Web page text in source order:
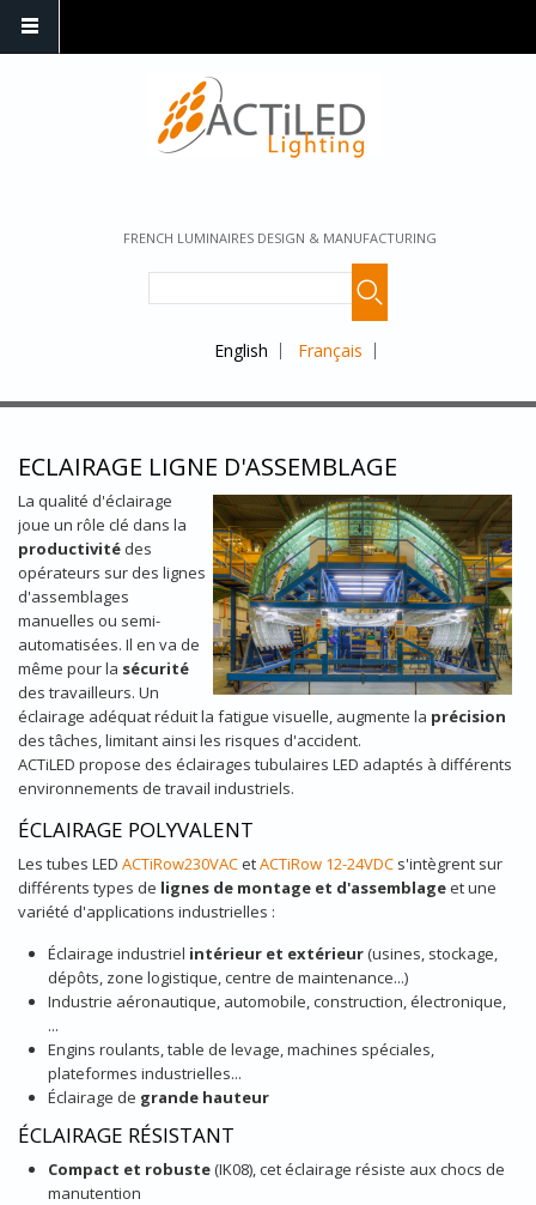
FRENCH LUMINAIRES DESIGN & MANUFACTURING
English Français
ECLAIRAGE LIGNE D'ASSEMBLAGE
La qualité d'éclairage
joue un rôle clé dans la
productivité des
opérateurs sur des lignes
d'assemblages
manuelles ou semi-
automatisées. Il en va de
même pour la sécurité
des travailleurs. Un
éclairage adéquat réduit la fatigue visuelle, augmente la précision
des tâches, limitant ainsi les risques d'accident.
ACTiLED propose des éclairages tubulaires LED adaptés à différents
environnements de travail industriels.
ÉCLAIRAGE POLYVALENT
Les tubes LED ACTiRow230VACetACTiRow 12-24VDC s'intègrent sur
différents types de lignes de montage et d'assemblageet une
variété d'applications industrielles :
Éclairage industriel intérieur et extérieur(usines, stockage,
dépôts, zone logistique, centre de maintenance...)
Industrie aéronautique, automobile, construction, électronique,
...
Engins roulants, table de levage, machines spéciales,
plateformes industrielles...
Éclairage de grande hauteur
ÉCLAIRAGE RÉSISTANT
Compact et robuste(IK08), cet éclairage résiste aux chocs de
manutention